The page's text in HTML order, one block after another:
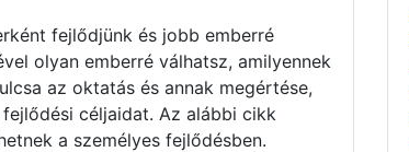
fejlődjünk és jobb emberré
olyan emberré válhatsz, amilyennek
az oktatás és annak megértése,
céljaidat. Az alábbi cikk
a személyes fejlődésben.